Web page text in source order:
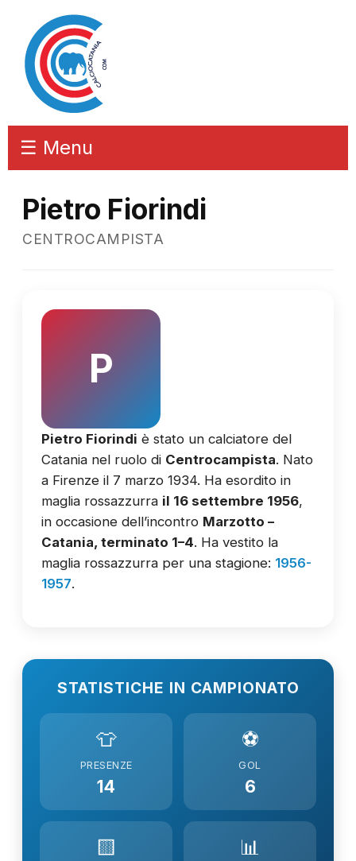
☰ Menu
Pietro Fiorindi
CENTROCAMPISTA
P
Pietro Fiorindi è stato un calciatore del
Catania nel ruolo di Centrocampista. Nato
a Firenze il 7 marzo 1934. Ha esordito in
maglia rossazzurra il 16 settembre 1956,
in occasione dell’incontro Marzotto –
Catania, terminato 1–4. Ha vestito la
maglia rossazzurra per una stagione: 1956-
1957.
STATISTICHE IN CAMPIONATO
👕
PRESENZE
14
⚽
GOL
6
🟨 📊